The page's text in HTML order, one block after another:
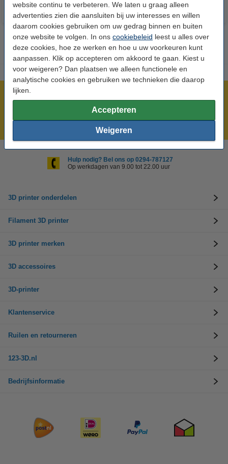
website continu te verbeteren. We laten u graag alleen
advertenties zien die aansluiten bij uw interesses en willen
daarom cookies gebruiken om uw gedrag binnen en buiten
onze website te volgen. In ons cookiebeleid leest u alles over
deze cookies, hoe ze werken en hoe u uw voorkeuren kunt
aanpassen. Klik op accepteren om akkoord te gaan. Kiest u
voor weigeren? Dan plaatsen we alleen functionele en
analytische cookies en gebruiken we technieken die daarop
lijken.
Accepteren
Weigeren
Voor 23.59 uur besteld, morgen in huis!
Hulp nodig? Bel ons op 0294-787127
Op werkdagen van 9.00 tot 22.00 uur
3D printer onderdelen
Filament 3D printer
3D printer merken
3D accessoires
3D-printer
Klantenservice
Ruilen en retourneren
123-3D.nl
Bedrijfsinformatie